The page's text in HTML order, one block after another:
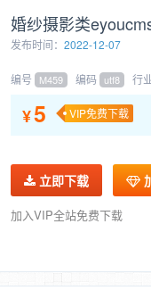
婚纱摄影类
发布时间： 2022-12-07
编号 M459 编码 utf8 行
¥5 VIP免费下载
立即下载
加入VIP全站免费下载